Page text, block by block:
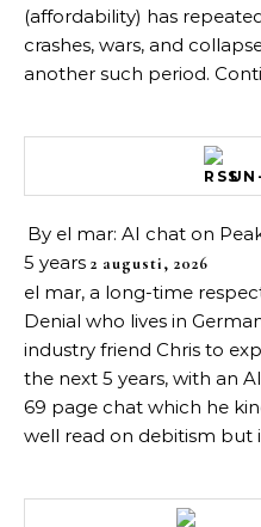
(affordability) has
crashes, wars, and
another such period.
By el mar: AI chat on
5 years 2 augusti, 2026
el mar, a long-time
Denial who lives in
industry friend Chris to
the next 5 years, with an
69 page chat which he
well read on debitism but